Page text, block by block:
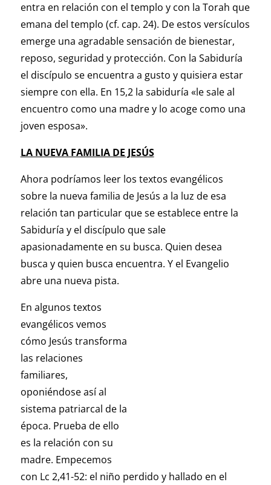
entra en relación con el templo y con la Torah que
emana del templo (cf. cap. 24). De estos versículos
emerge una agradable sensación de bienestar,
reposo, seguridad y protección. Con la Sabiduría
el discípulo se encuentra a gusto y quisiera estar
siempre con ella. En 15,2 la sabiduría «le sale al
encuentro como una madre y lo acoge como una
joven esposa».
LA NUEVA FAMILIA DE JESÚS
Ahora podríamos leer los textos evangélicos
sobre la nueva familia de Jesús a la luz de esa
relación tan particular que se establece entre la
Sabiduría y el discípulo que sale
apasionadamente en su busca. Quien desea
busca y quien busca encuentra. Y el Evangelio
abre una nueva pista.
En algunos textos
evangélicos vemos
cómo Jesús transforma
las relaciones
familiares,
oponiéndose así al
sistema patriarcal de la
época. Prueba de ello
es la relación con su
madre. Empecemos
con Lc 2,41-52: el niño perdido y hallado en el